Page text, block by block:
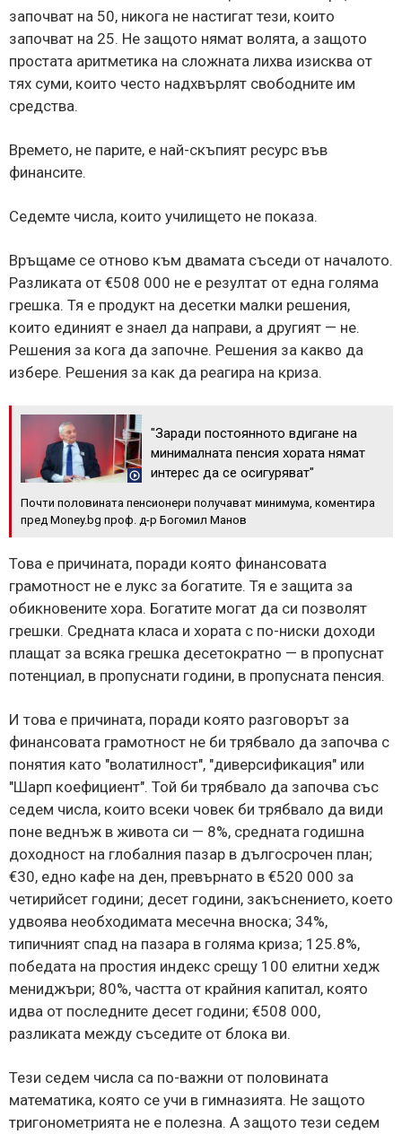
започват на 50, никога не настигат тези, които
започват на 25. Не защото нямат волята, а защото
простата аритметика на сложната лихва изисква от
тях суми, които често надхвърлят свободните им
средства.
Времето, не парите, е най-скъпият ресурс във
финансите.
Седемте числа, които училището не показа.
Връщаме се отново към двамата съседи от началото.
Разликата от €508 000 не е резултат от една голяма
грешка. Тя е продукт на десетки малки решения,
които единият е знаел да направи, а другият — не.
Решения за кога да започне. Решения за какво да
избере. Решения за как да реагира на криза.
"Заради постоянното вдигане на
минималната пенсия хората нямат
интерес да се осигуряват"
Почти половината пенсионери получават минимума, коментира
пред Money.bg проф. д-р Богомил Манов
Това е причината, поради която финансовата
грамотност не е лукс за богатите. Тя е защита за
обикновените хора. Богатите могат да си позволят
грешки. Средната класа и хората с по-ниски доходи
плащат за всяка грешка десетократно — в пропуснат
потенциал, в пропуснати години, в пропусната пенсия.
И това е причината, поради която разговорът за
финансовата грамотност не би трябвало да започва с
понятия като "волатилност", "диверсификация" или
"Шарп коефициент". Той би трябвало да започва със
седем числа, които всеки човек би трябвало да види
поне веднъж в живота си — 8%, средната годишна
доходност на глобалния пазар в дългосрочен план;
€30, едно кафе на ден, превърнато в €520 000 за
четирийсет години; десет години, закъснението, което
удвоява необходимата месечна вноска; 34%,
типичният спад на пазара в голяма криза; 125.8%,
победата на простия индекс срещу 100 елитни хедж
мениджъри; 80%, частта от крайния капитал, която
идва от последните десет години; €508 000,
разликата между съседите от блока ви.
Тези седем числа са по-важни от половината
математика, която се учи в гимназията. Не защото
тригонометрията не е полезна. А защото тези седем